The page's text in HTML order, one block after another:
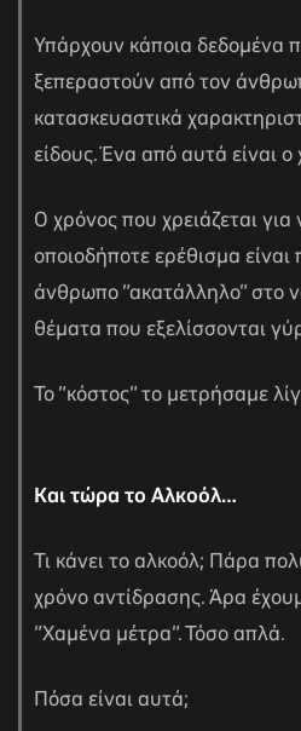
Υπάρχουν κάποια δεδομένα
ξεπεραστούν από τον
κατασκευαστικά
είδους. Ένα από αυτά είναι
Ο χρόνος που χρειάζεται
οποιοδήποτε ερέθισμα
άνθρωπο “ακατάλληλο” στο
θέματα που εξελίσσονται
Το “κόστος” το μετρήσαμε
Και τώρα το Αλκοόλ…
Τι κάνει το αλκοόλ; Πάρα
χρόνο αντίδρασης. Άρα
“Χαμένα μέτρα”. Τόσο απλά.
Πόσα είναι αυτά;